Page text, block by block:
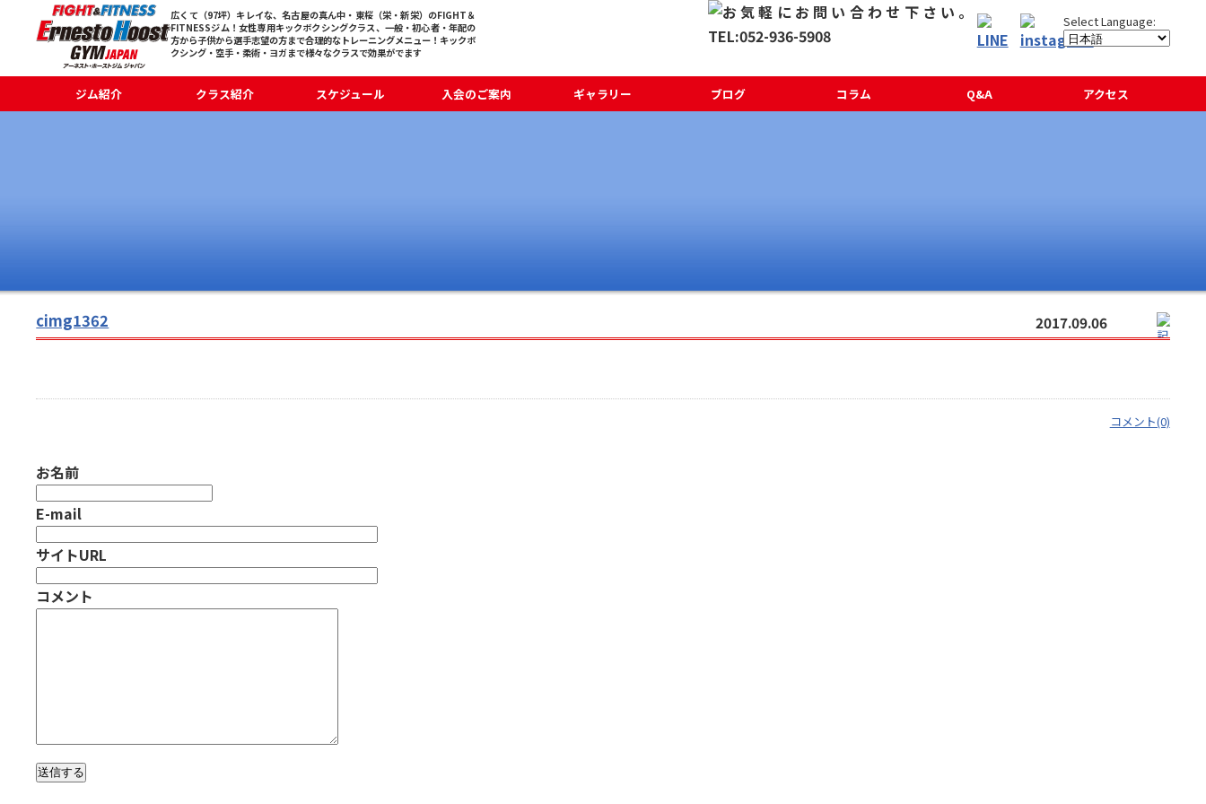
広くて（97坪）キレイな、名古屋の真ん中・東桜（栄・新栄）のFIGHT＆
FITNESSジム！女性専用キックボクシングクラス、一般・初心者・年配の
方から子供から選手志望の方まで合理的なトレーニングメニュー！キックボ
クシング・空手・柔術・ヨガまで様々なクラスで効果がでます
ジム紹介 クラス紹介 スケジュール 入会のご案内 ギャラリー ブログ コラム Q&A アクセス
cimg1362 2017.09.06
コメント(0)
お名前
E-mail
サイトURL
コメント